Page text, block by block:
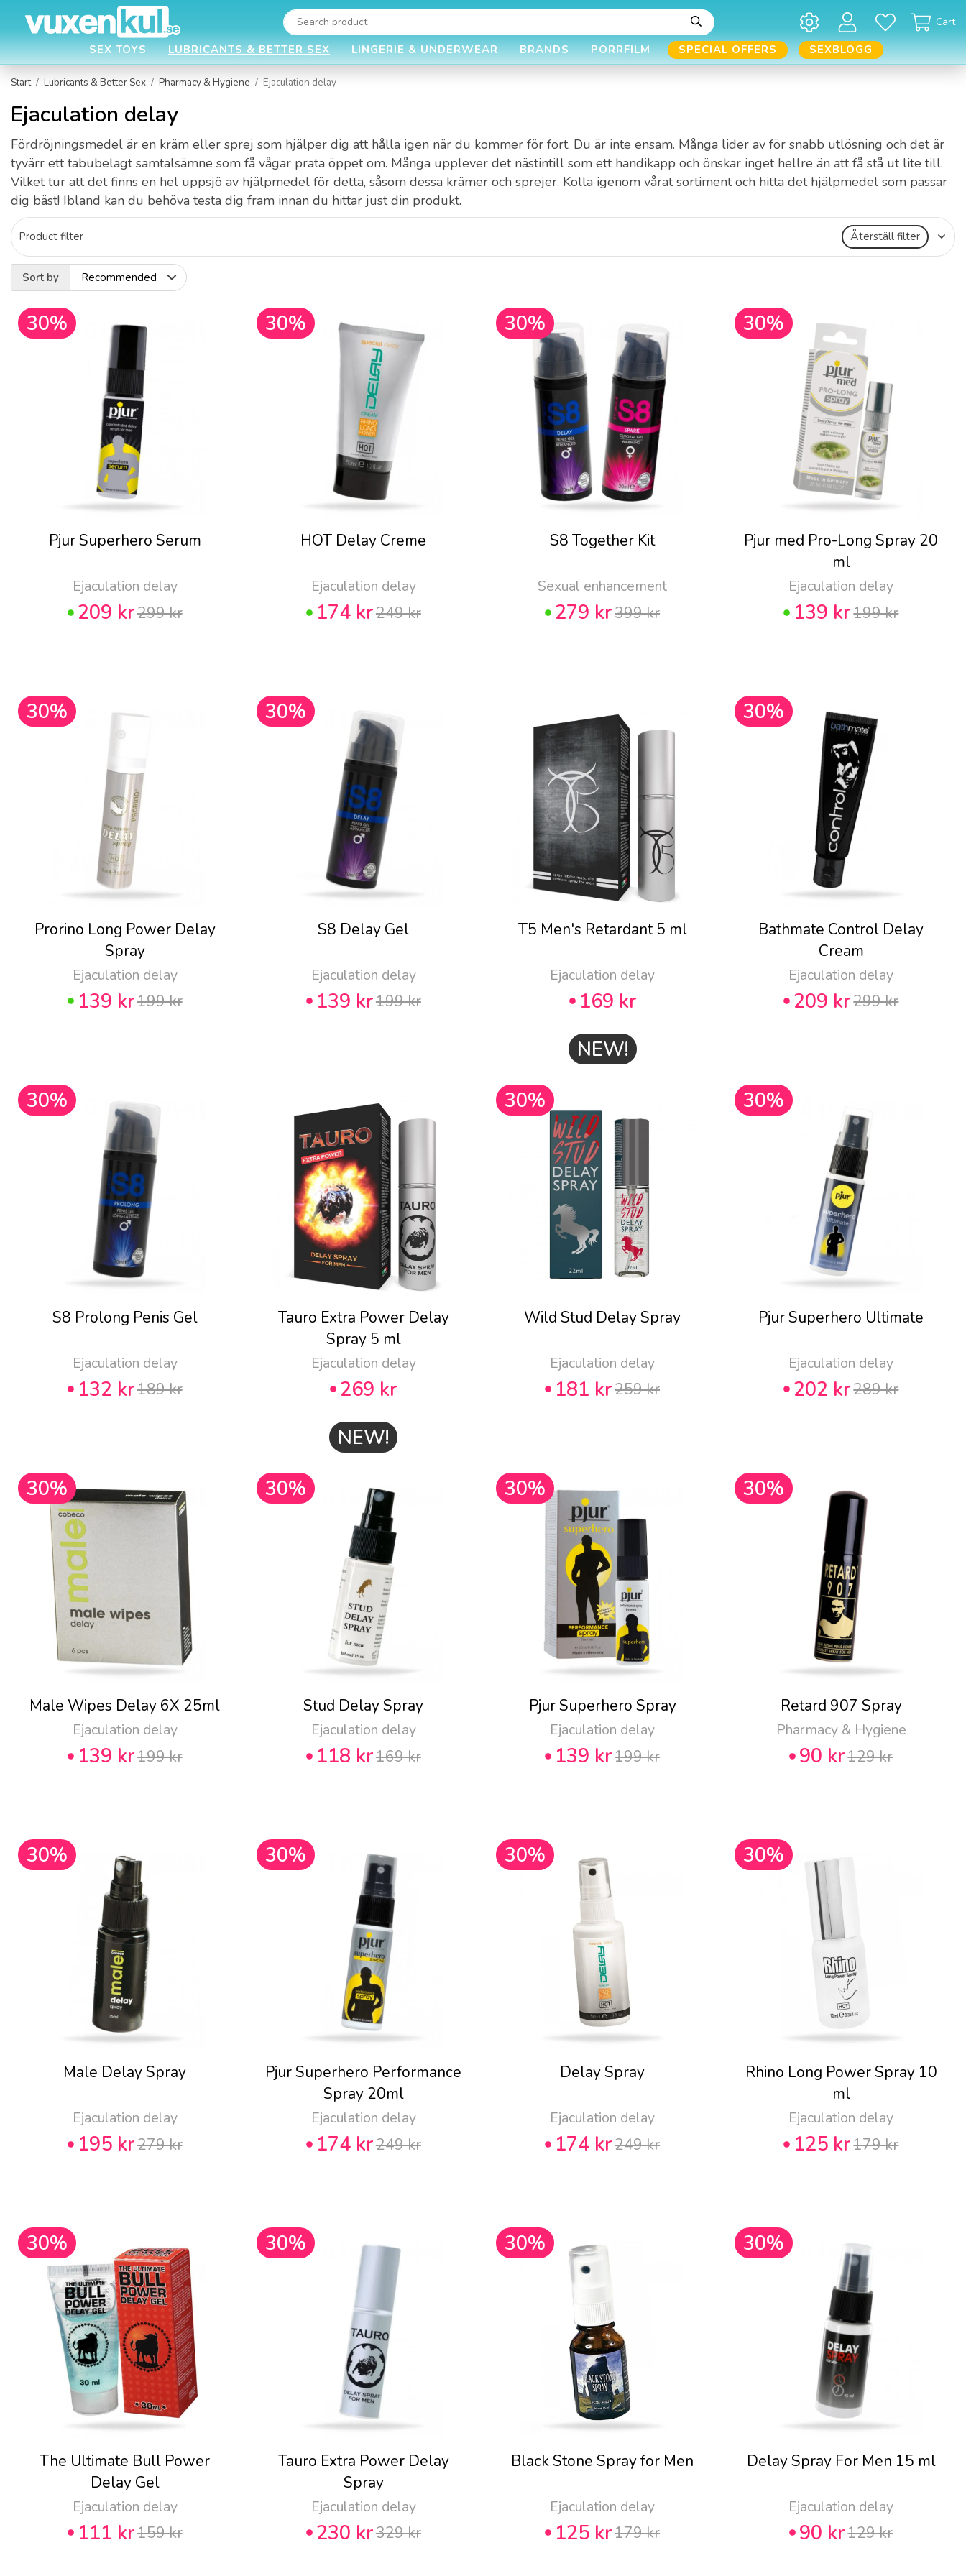
Cart
SEX TOYS LUBRICANTS & BETTER SEX LINGERIE & UNDERWEAR BRANDS PORRFILM SPECIAL OFFERS SEXBLOGG
Start / Lubricants & Better Sex / Pharmacy & Hygiene / Ejaculation delay
Ejaculation delay
Fördröjningsmedel är en kräm eller sprej som hjälper dig att hålla igen när du kommer för fort. Du är inte ensam. Många lider av för snabb utlösning och det är
tyvärr ett tabubelagt samtalsämne som få vågar prata öppet om. Många upplever det nästintill som ett handikapp och önskar inget hellre än att få stå ut lite till.
Vilket tur att det finns en hel uppsjö av hjälpmedel för detta, såsom dessa krämer och sprejer. Kolla igenom vårat sortiment och hitta det hjälpmedel som passar
dig bäst! Ibland kan du behöva testa dig fram innan du hittar just din produkt.
Product filter Återställ filter
Sort by
30%
Pjur Superhero Serum
Ejaculation delay
209 kr299 kr
30%
HOT Delay Creme
Ejaculation delay
174 kr249 kr
30%
S8 Together Kit
Sexual enhancement
279 kr399 kr
30%
Pjur med Pro-Long Spray 20
ml
Ejaculation delay
139 kr199 kr
30%
Prorino Long Power Delay
Spray
Ejaculation delay
139 kr199 kr
30%
S8 Delay Gel
Ejaculation delay
139 kr199 kr
T5 Men's Retardant 5 ml
Ejaculation delay
169 kr
NEW!
30%
Bathmate Control Delay
Cream
Ejaculation delay
209 kr299 kr
30%
S8 Prolong Penis Gel
Ejaculation delay
132 kr189 kr
Tauro Extra Power Delay
Spray 5 ml
Ejaculation delay
269 kr
NEW!
30%
Wild Stud Delay Spray
Ejaculation delay
181 kr259 kr
30%
Pjur Superhero Ultimate
Ejaculation delay
202 kr289 kr
30%
Male Wipes Delay 6X 25ml
Ejaculation delay
139 kr199 kr
30%
Stud Delay Spray
Ejaculation delay
118 kr169 kr
30%
Pjur Superhero Spray
Ejaculation delay
139 kr199 kr
30%
Retard 907 Spray
Pharmacy & Hygiene
90 kr129 kr
30%
Male Delay Spray
Ejaculation delay
195 kr279 kr
30%
Pjur Superhero Performance
Spray 20ml
Ejaculation delay
174 kr249 kr
30%
Delay Spray
Ejaculation delay
174 kr249 kr
30%
Rhino Long Power Spray 10
ml
Ejaculation delay
125 kr179 kr
30%
The Ultimate Bull Power
Delay Gel
Ejaculation delay
111 kr159 kr
30%
Tauro Extra Power Delay
Spray
Ejaculation delay
230 kr329 kr
30%
Black Stone Spray for Men
Ejaculation delay
125 kr179 kr
30%
Delay Spray For Men 15 ml
Ejaculation delay
90 kr129 kr